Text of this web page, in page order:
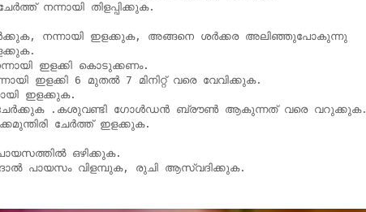
നന്നായി തിളപ്പിക്കുക.
നന്നായി ഇളക്കുക, അങ്ങനെ ശർക്കര അലിഞ്ഞുപോകുന്നു
ഇളക്കി കൊടുക്കണം.
ഇളക്കി 6 മുതൽ 7 മിനിറ്റ് വരെ വേവിക്കുക.
ഇളക്കുക.
ചേർക്കുക .കശുവണ്ടി ഗോൾഡൻ ബ്രൗൺ ആകുന്നത് വരെ വറുക്കുക.
ചേർത്ത് ഇളക്കുക.
ഒഴിക്കുക.
പായസം വിളമ്പുക, രുചി ആസ്വദിക്കുക.